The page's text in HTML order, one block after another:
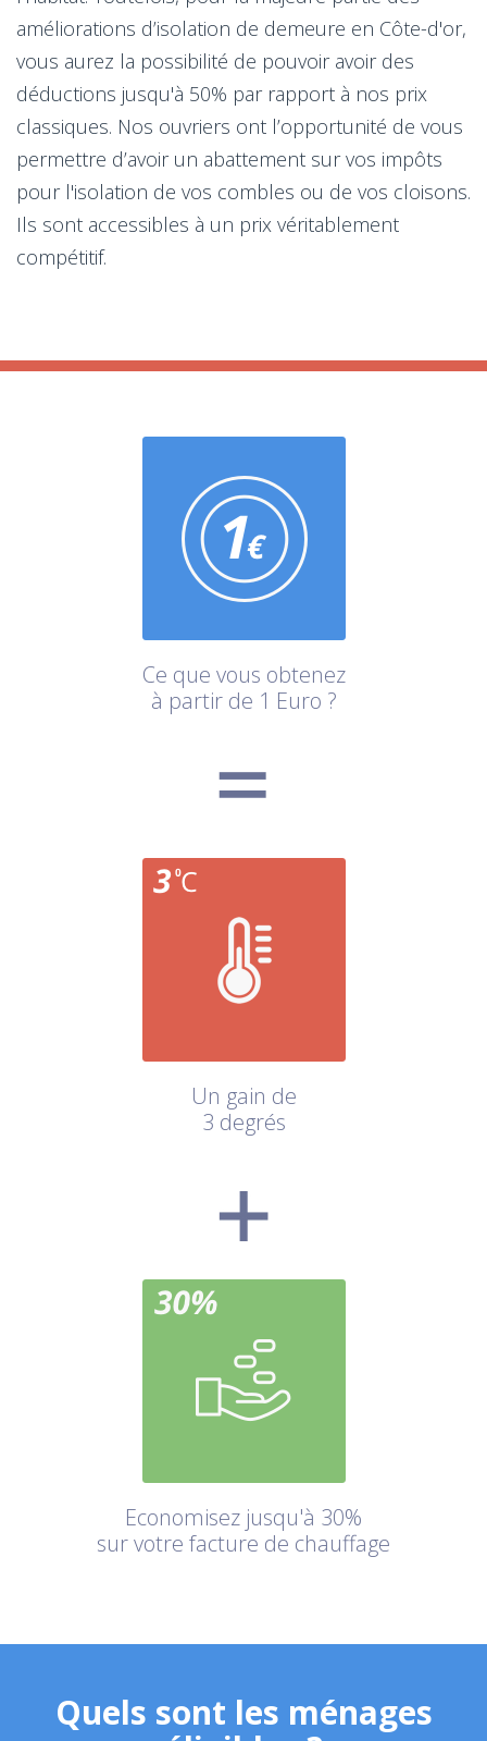
améliorations d’isolation de demeure en Côte-d'or,
vous aurez la possibilité de pouvoir avoir des
déductions jusqu'à 50% par rapport à nos prix
classiques. Nos ouvriers ont l’opportunité de vous
permettre d’avoir un abattement sur vos impôts
pour l'isolation de vos combles ou de vos cloisons.
Ils sont accessibles à un prix véritablement
compétitif.
Ce que vous obtenez
à partir de 1 Euro ?
Un gain de
3 degrés
Economisez jusqu'à 30%
sur votre facture de chauffage
Quels sont les ménages